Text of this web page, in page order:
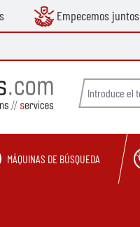
Empecemos juntos
MÁQUINAS DE BÚSQUEDA